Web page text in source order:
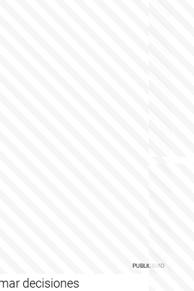
decisiones